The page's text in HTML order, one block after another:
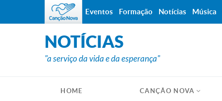
NOTÍCIAS
"a serviço da vida e da esperança"
HOME CANÇÃO NOVA
Eventos Formação Notícias Música